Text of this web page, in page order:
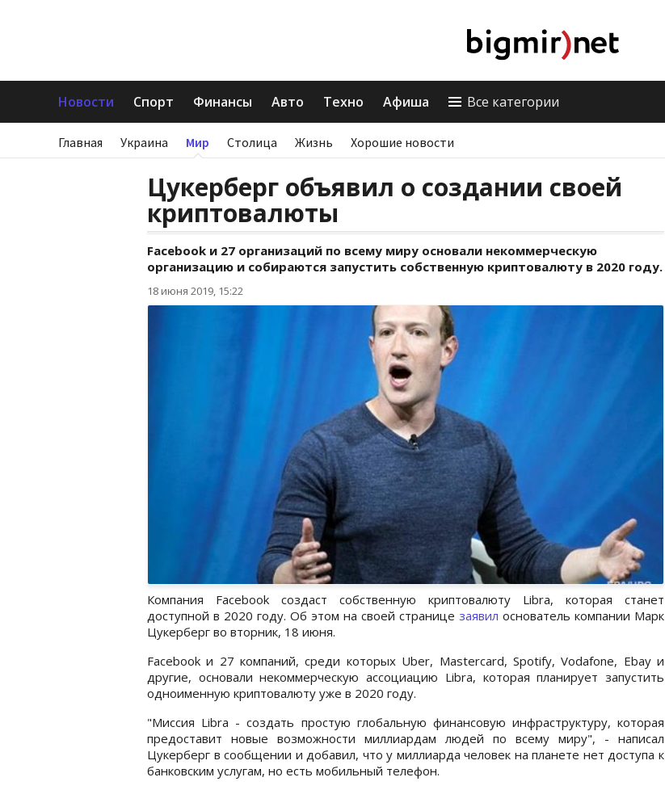
Новости Спорт Финансы Авто Техно Афиша Все категории
Главная Украина Мир Столица Жизнь Хорошие новости
Цукерберг объявил о создании своей
криптовалюты
Facebook и 27 организаций по всему миру основали некоммерческую
организацию и собираются запустить собственную криптовалюту в 2020 году.
18 июня 2019, 15:22
Компания Facebook создаст собственную криптовалюту Libra, которая станет
доступной в 2020 году. Об этом на своей странице заявил основатель компании Марк
Цукерберг во вторник, 18 июня.
Facebook и 27 компаний, среди которых Uber, Mastercard, Spotify, Vodafone, Ebay и
другие, основали некоммерческую ассоциацию Libra, которая планирует запустить
одноименную криптовалюту уже в 2020 году.
"Миссия Libra - создать простую глобальную финансовую инфраструктуру, которая
предоставит новые возможности миллиардам людей по всему миру", - написал
Цукерберг в сообщении и добавил, что у миллиарда человек на планете нет доступа к
банковским услугам, но есть мобильный телефон.